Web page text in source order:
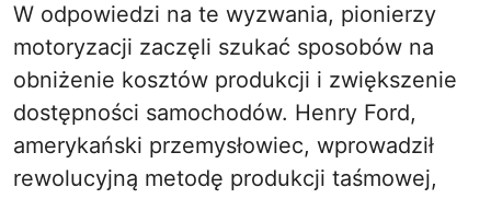
W odpowiedzi na te wyzwania, pionierzy
motoryzacji zaczęli szukać sposobów na
obniżenie kosztów produkcji i zwiększenie
dostępności samochodów. Henry Ford,
amerykański przemysłowiec, wprowadził
rewolucyjną metodę produkcji taśmowej,